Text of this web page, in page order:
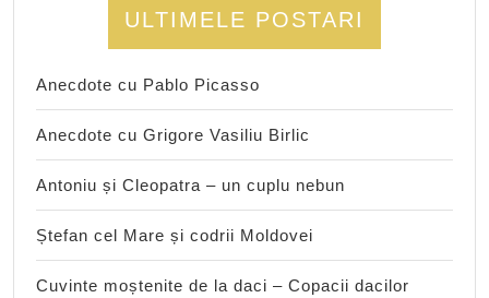
ULTIMELE POSTARI
Anecdote cu Pablo Picasso
Anecdote cu Grigore Vasiliu Birlic
Antoniu și Cleopatra – un cuplu nebun
Ștefan cel Mare și codrii Moldovei
Cuvinte moștenite de la daci – Copacii dacilor